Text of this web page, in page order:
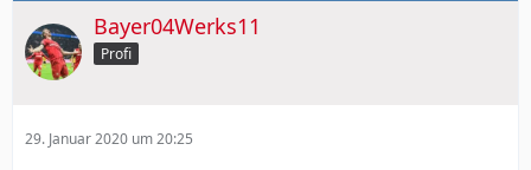
Bayer04Werks11
Profi
29. Januar 2020 um 20:25